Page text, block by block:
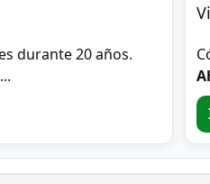
durante 20 años.